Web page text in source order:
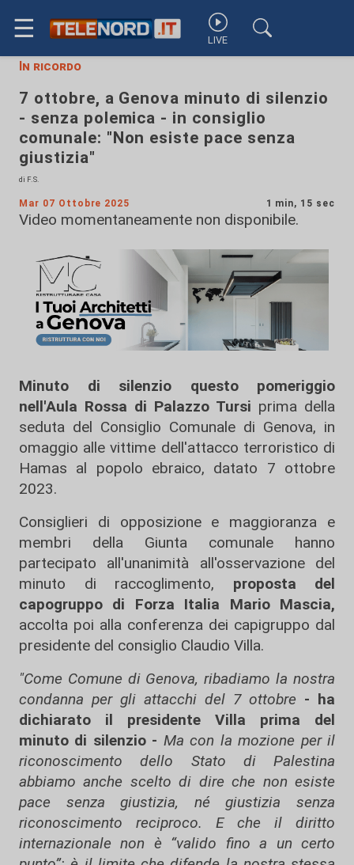
☰ LIVE
In ricordo
7 ottobre, a Genova minuto di silenzio
- senza polemica - in consiglio
comunale: "Non esiste pace senza
giustizia"
di F.S.
Mar 07 Ottobre 2025 1 min, 15 sec
Video momentaneamente non disponibile.
Minuto di silenzio questo pomeriggio
nell'Aula Rossa di Palazzo Tursi prima della
seduta del Consiglio Comunale di Genova, in
omaggio alle vittime dell'attacco terroristico di
Hamas al popolo ebraico, datato 7 ottobre
2023.
Consiglieri di opposizione e maggioranza e
membri della Giunta comunale hanno
partecipato all'unanimità all'osservazione del
minuto di raccoglimento, proposta del
capogruppo di Forza Italia Mario Mascia,
accolta poi alla conferenza dei capigruppo dal
presidente del consiglio Claudio Villa.
"Come Comune di Genova, ribadiamo la nostra
condanna per gli attacchi del 7 ottobre - ha
dichiarato il presidente Villa prima del
minuto di silenzio - Ma con la mozione per il
riconoscimento dello Stato di Palestina
abbiamo anche scelto di dire che non esiste
pace senza giustizia, né giustizia senza
riconoscimento reciproco. E che il diritto
internazionale non è “valido fino a un certo